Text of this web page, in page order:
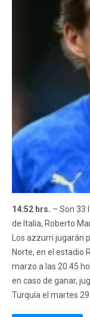
14:52 hrs. – Son 33
de Italia, Roberto
Los azzurri jugarán
Norte, en el estadio
marzo a las 20.45
en caso de ganar,
Turquía el martes 29